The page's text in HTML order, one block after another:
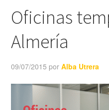
Oficinas
Almería
09/07/2015 porAlba Utrera